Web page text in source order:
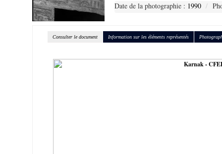
Date de la photographie : 1990
Consulter le document Information sur les éléments représentés